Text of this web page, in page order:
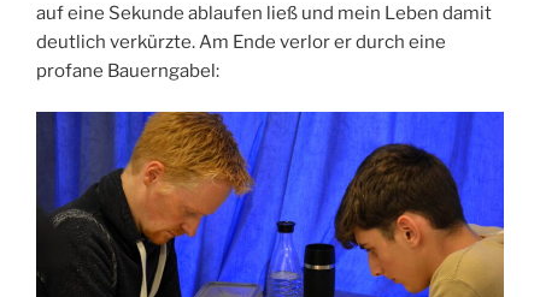
auf eine Sekunde ablaufen ließ und mein Leben damit
deutlich verkürzte. Am Ende verlor er durch eine
profane Bauerngabel: